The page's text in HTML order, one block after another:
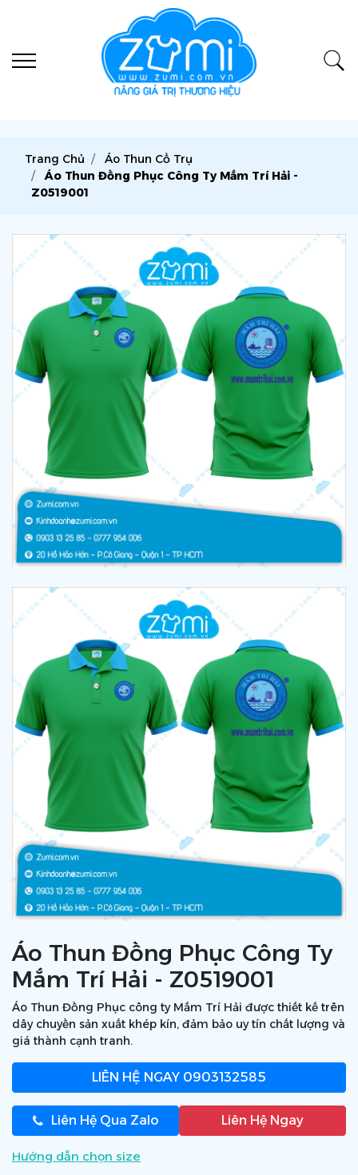
Trang Chủ
Áo Thun Cổ Trụ
Áo Thun Đồng Phục Công Ty Mắm Trí Hải -
Z0519001
Áo Thun Đồng Phục Công Ty
Mắm Trí Hải - Z0519001
Áo Thun Đồng Phục công ty Mắm Trí Hải được thiết kế trên
dây chuyền sản xuất khép kín, đảm bảo uy tín chất lượng và
giá thành cạnh tranh.
LIÊN HỆ NGAY 0903132585
Liên Hệ Qua Zalo Liên Hệ Ngay
Hướng dẫn chọn size